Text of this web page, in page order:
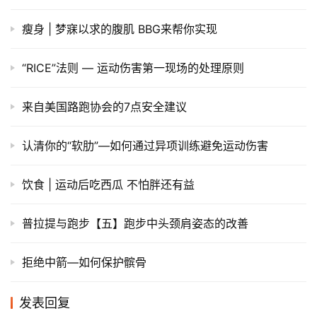
瘦身 | 梦寐以求的腹肌 BBG来帮你实现
“RICE”法则 — 运动伤害第一现场的处理原则
来自美国路跑协会的7点安全建议
认清你的“软肋”—如何通过异项训练避免运动伤害
饮食 | 运动后吃西瓜 不怕胖还有益
普拉提与跑步【五】跑步中头颈肩姿态的改善
拒绝中箭—如何保护髌骨
发表回复